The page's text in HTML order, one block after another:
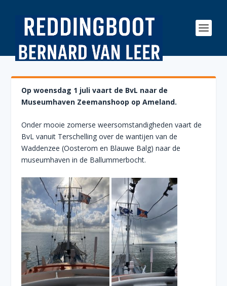
Op woensdag 1 juli vaart de BvL naar de
Museumhaven Zeemanshoop op Ameland.
Onder mooie zomerse weersomstandigheden vaart de
BvL vanuit Terschelling over de wantijen van de
Waddenzee (Oosterom en Blauwe Balg) naar de
museumhaven in de Ballummerbocht.